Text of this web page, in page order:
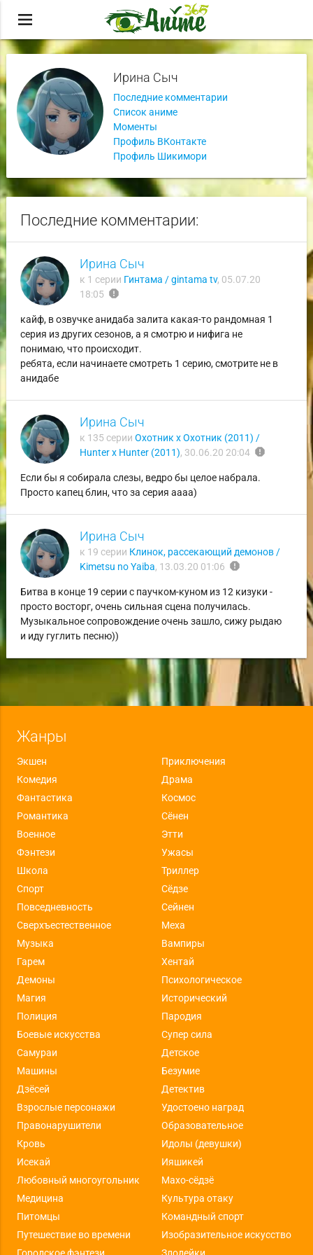
menu
Ирина Сыч
Последние комментарии
Список аниме
Моменты
Профиль ВКонтакте
Профиль Шикимори
Последние комментарии:
Ирина Сыч
к 1 серии Гинтама / gintama tv, 05.07.20
18:05 report
кайф, в озвучке анидаба залита какая-то рандомная 1
серия из других сезонов, а я смотрю и нифига не
понимаю, что происходит.
ребята, если начинаете смотреть 1 серию, смотрите не в
анидабе
Ирина Сыч
к 135 серии Охотник х Охотник (2011) /
Hunter x Hunter (2011), 30.06.20 20:04 report
Если бы я собирала слезы, ведро бы целое набрала.
Просто капец блин, что за серия аааа)
Ирина Сыч
к 19 серии Клинок, рассекающий демонов /
Kimetsu no Yaiba, 13.03.20 01:06 report
Битва в конце 19 серии с паучком-куном из 12 кизуки -
просто восторг, очень сильная сцена получилась.
Музыкальное сопровождение очень зашло, сижу рыдаю
и иду гуглить песню))
Жанры
Экшен
Приключения
Комедия
Драма
Фантастика
Космос
Романтика
Сёнен
Военное
Этти
Фэнтези
Ужасы
Школа
Триллер
Спорт
Сёдзе
Повседневность
Сейнен
Сверхъестественное
Меха
Музыка
Вампиры
Гарем
Хентай
Демоны
Психологическое
Магия
Исторический
Полиция
Пародия
Боевые искусства
Супер сила
Самураи
Детское
Машины
Безумие
Дзёсей
Детектив
Взрослые персонажи
Удостоено наград
Правонарушители
Образовательное
Кровь
Идолы (девушки)
Исекай
Ияшикей
Любовный многоугольник
Махо-сёдзё
Медицина
Культура отаку
Питомцы
Командный спорт
Путешествие во времени
Изобразительное искусство